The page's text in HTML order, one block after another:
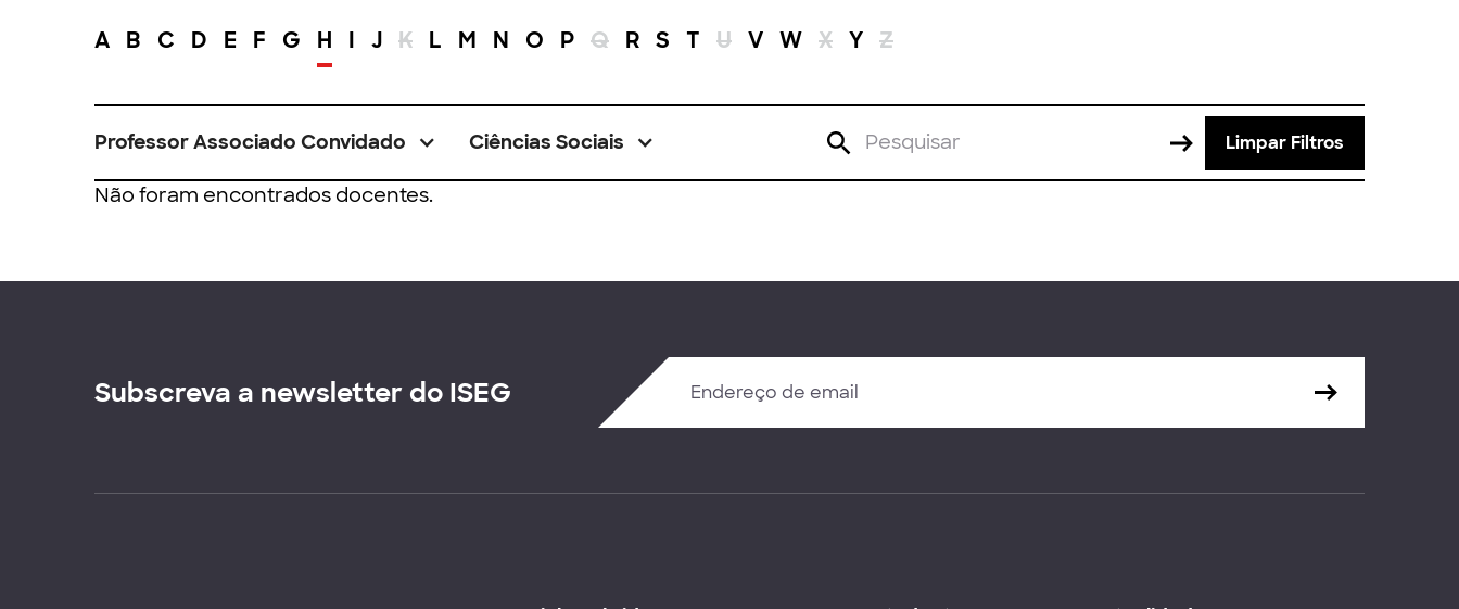
A B C D E F G H I J K L M N O P Q R S T U V W X Y Z
Professor Associado Convidado Ciências Sociais Limpar Filtros
Não foram encontrados docentes.
Subscreva a newsletter do ISEG